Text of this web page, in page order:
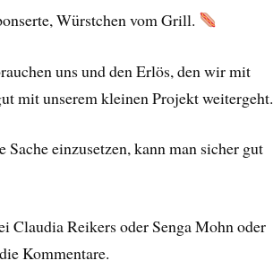
Würstchen vom Grill.
uns und den Erlös, den wir mit
mit unserem kleinen Projekt weitergeht.
einzusetzen, kann man sicher gut
Claudia Reikers oder Senga Mohn oder
Kommentare.